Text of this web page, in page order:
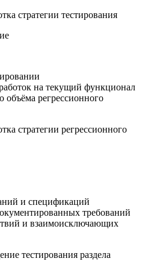
стратегии тестирования
на текущий функционал
объёма регрессионного
стратегии регрессионного
и спецификаций
требований
и взаимоисключающих
тестирования раздела